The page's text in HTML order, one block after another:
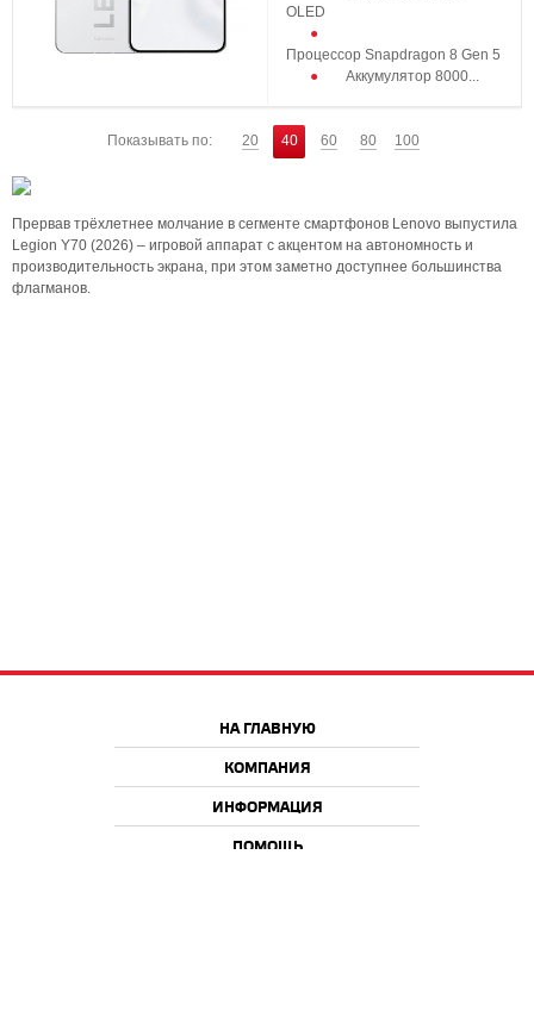
OLED
Процессор Snapdragon 8 Gen 5
Аккумулятор 8000...
Показывать по: 20 40 60 80 100
Прервав трёхлетнее молчание в сегменте смартфонов Lenovo выпустила
Legion Y70 (2026) – игровой аппарат с акцентом на автономность и
производительность экрана, при этом заметно доступнее большинства
флагманов.
НА ГЛАВНУЮ
КОМПАНИЯ
ИНФОРМАЦИЯ
ПОМОЩЬ